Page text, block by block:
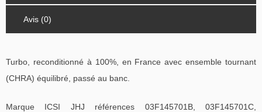
Avis (0)
Turbo, reconditionné à 100%, en France avec ensemble tournant
(CHRA) équilibré, passé au banc.
Marque ICSI JHJ références 03F145701B, 03F145701C,